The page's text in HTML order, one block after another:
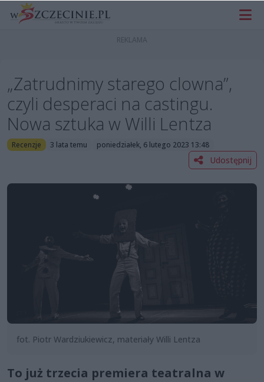
„Zatrudnimy starego clowna”,
czyli desperaci na castingu.
Nowa sztuka w Willi Lentza
Recenzje 3 lata temu poniedziałek, 6 lutego 2023 13:48
Udostępnij
fot. Piotr Wardziukiewicz, materiały Willi Lentza
To już trzecia premiera teatralna w